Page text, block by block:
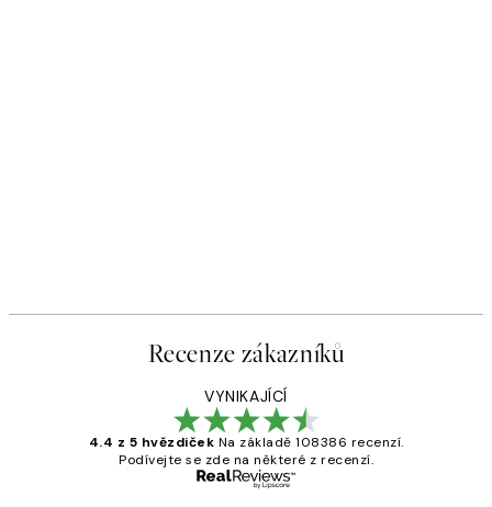
Recenze zákazníků
VYNIKAJÍCÍ
4.4 z 5 hvězdiček Na základě 108386 recenzí.
Podívejte se zde na některé z recenzí.